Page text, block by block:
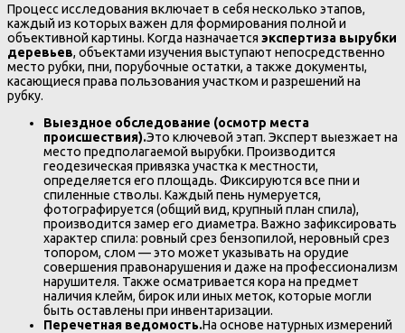
Процесс исследования включает в себя несколько этапов,
каждый из которых важен для формирования полной и
объективной картины. Когда назначается экспертиза вырубки
деревьев, объектами изучения выступают непосредственно
место рубки, пни, порубочные остатки, а также документы,
касающиеся права пользования участком и разрешений на
рубку.
Выездное обследование (осмотр места
происшествия).Это ключевой этап. Эксперт выезжает на
место предполагаемой вырубки. Производится
геодезическая привязка участка к местности,
определяется его площадь. Фиксируются все пни и
спиленные стволы. Каждый пень нумеруется,
фотографируется (общий вид, крупный план спила),
производится замер его диаметра. Важно зафиксировать
характер спила: ровный срез бензопилой, неровный срез
топором, слом — это может указывать на орудие
совершения правонарушения и даже на профессионализм
нарушителя. Также осматривается кора на предмет
наличия клейм, бирок или иных меток, которые могли
быть оставлены при инвентаризации.
Перечетная ведомость.На основе натурных измерений